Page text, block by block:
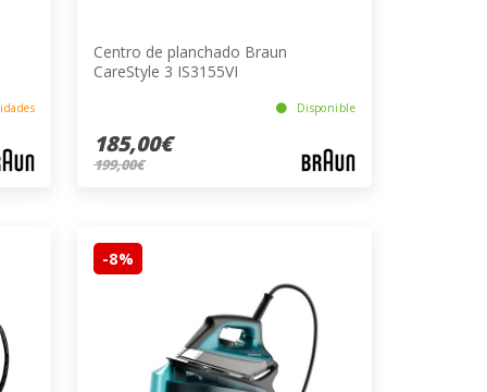
Centro de planchado Braun
CareStyle 3 IS3155VI
Disponible
185,00€
199,00€
-8%